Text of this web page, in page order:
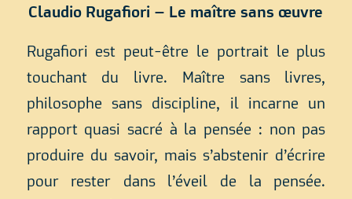
Claudio Rugafiori – Le maître sans œuvre
Rugafiori est peut-être le portrait le plus
touchant du livre. Maître sans livres,
philosophe sans discipline, il incarne un
rapport quasi sacré à la pensée : non pas
produire du savoir, mais s’abstenir d’écrire
pour rester dans l’éveil de la pensée.